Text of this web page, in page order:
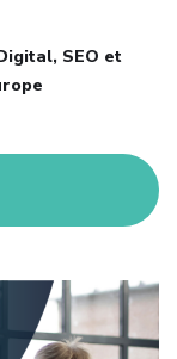
SEO et